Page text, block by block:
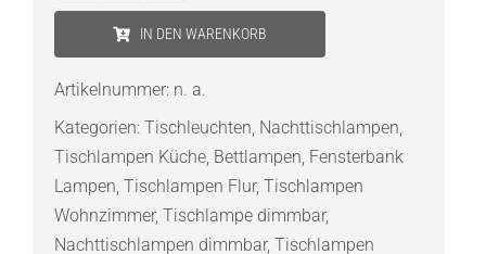
Menge
IN DEN WARENKORB
Artikelnummer: n. a.
Kategorien: Tischleuchten, Nachttischlampen,
Tischlampen Küche, Bettlampen, Fensterbank
Lampen, Tischlampen Flur, Tischlampen
Wohnzimmer, Tischlampe dimmbar,
Nachttischlampen dimmbar, Tischlampen